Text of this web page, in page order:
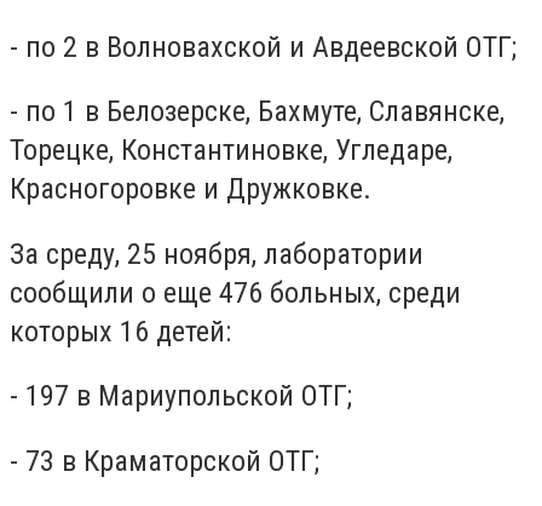
- по 2 в Волновахской и Авдеевской ОТГ;
- по 1 в Белозерске, Бахмуте, Славянске,
Торецке, Константиновке, Угледаре,
Красногоровке и Дружковке.
За среду, 25 ноября, лаборатории
сообщили о еще 476 больных, среди
которых 16 детей:
- 197 в Мариупольской ОТГ;
- 73 в Краматорской ОТГ;